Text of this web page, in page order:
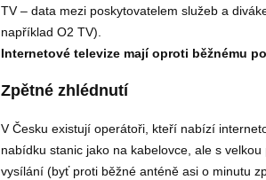
TV – data mezi poskytovatelem služeb a
například O2 TV).
Internetové televize mají oproti běžnému
Zpětné zhlédnutí
V Česku existují operátoři, kteří nabízí
nabídku stanic jako na kabelovce, ale s
vysílání (byť proti běžné anténě asi o minutu